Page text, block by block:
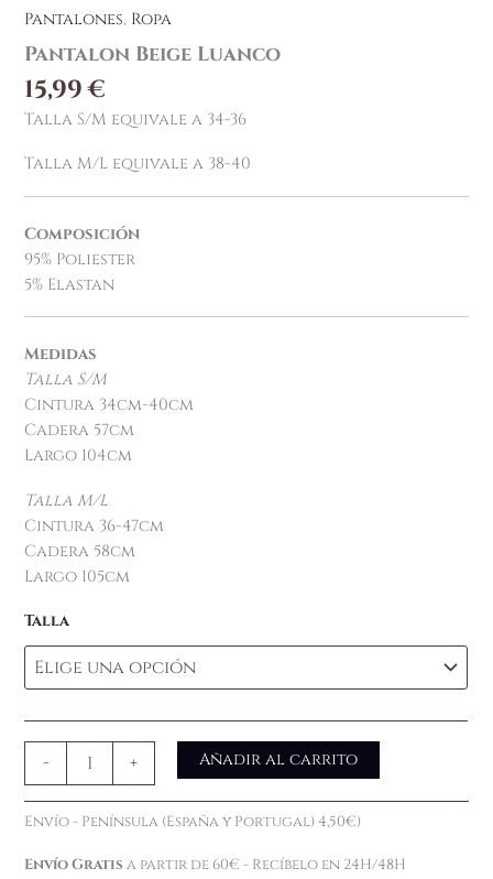
Pantalones, Ropa
Pantalon Beige Luanco
15,99€
Talla S/M equivale a 34-36
Talla M/L equivale a 38-40
Composición
95% Poliester
5% Elastan
Medidas
Talla S/M
Cintura 34cm-40cm
Cadera 57cm
Largo 104cm
Talla M/L
Cintura 36-47cm
Cadera 58cm
Largo 105cm
Talla
- + Añadir al carrito
Envío - Península (España y Portugal) 4,50€)
Envío Gratis a partir de 60€ - Recíbelo en 24H/48H